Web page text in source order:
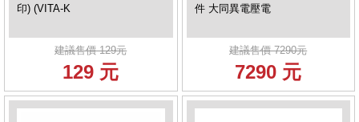
印) (VITA-K
建議售價 129元
129 元
件 大同異電壓電
建議售價 7290元
7290 元